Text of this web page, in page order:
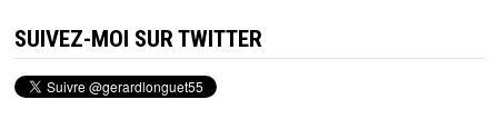
SUIVEZ-MOI SUR TWITTER